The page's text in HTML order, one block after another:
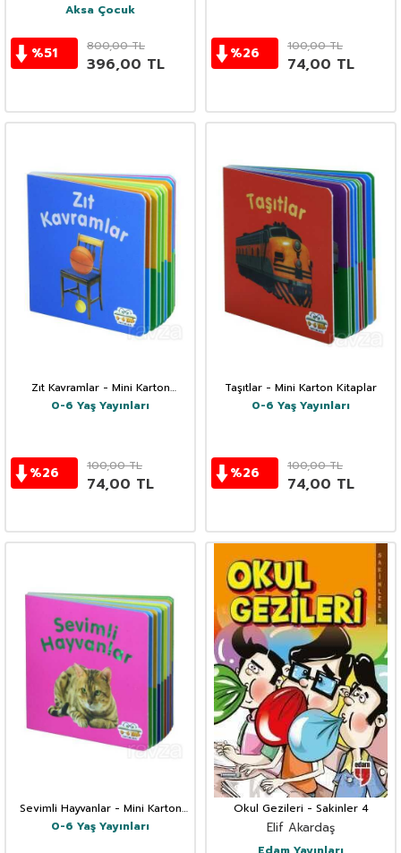
Aksa Çocuk
%51 800,00TL
396,00 TL
%26 100,00TL
74,00 TL
Zıt Kavramlar - Mini Karton
Kitaplar
0-6 Yaş Yayınları
%26 100,00TL
74,00 TL
Taşıtlar - Mini Karton Kitaplar
0-6 Yaş Yayınları
%26 100,00TL
74,00 TL
Sevimli Hayvanlar - Mini Karton
Kitaplar
0-6 Yaş Yayınları
Okul Gezileri - Sakinler 4
Elif Akardaş